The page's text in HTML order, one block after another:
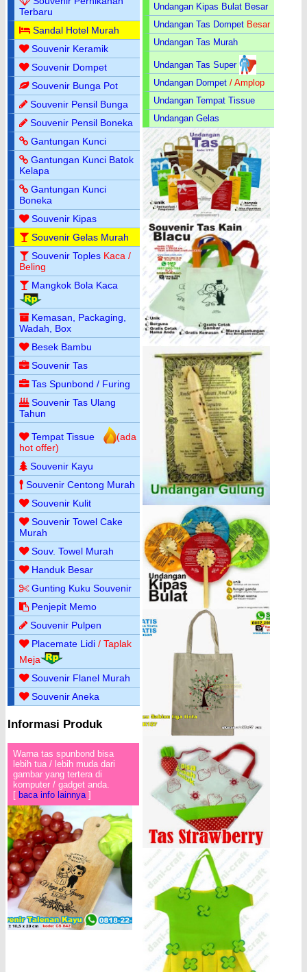
Terbaru
Sandal Hotel Murah
Souvenir Keramik
Souvenir Dompet
Souvenir Bunga Pot
Souvenir Pensil Bunga
Souvenir Pensil Boneka
Gantungan Kunci
Gantungan Kunci Batok
Kelapa
Gantungan Kunci
Boneka
Souvenir Kipas
Souvenir Gelas Murah
Souvenir Toples Kaca /
Beling
Mangkok Bola Kaca
Kemasan, Packaging,
Wadah, Box
Besek Bambu
Souvenir Tas
Tas Spunbond / Furing
Souvenir Tas Ulang
Tahun
Tempat Tissue
(ada
hot offer)
Souvenir Kayu
Souvenir Centong Murah
Souvenir Kulit
Souvenir Towel Cake
Murah
Souv. Towel Murah
Handuk Besar
Gunting Kuku Souvenir
Penjepit Memo
Souvenir Pulpen
Placemate Lidi / Taplak
Meja
Souvenir Flanel Murah
Souvenir Aneka
Informasi Produk
Warna tas spunbond bisa
lebih tua / lebih muda dari
gambar yang tertera di
komputer / gadget anda.
[ baca info lainnya]
Undangan Kipas Bulat Besar
Undangan Tas Dompet Besar
Undangan Tas Murah
Undangan Tas Super
Undangan Dompet / Amplop
Undangan Tempat Tissue
Undangan Gelas